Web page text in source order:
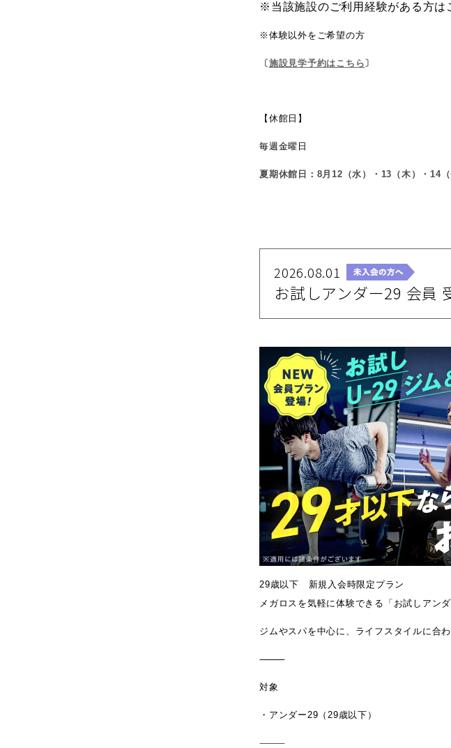
※当該施設のご利用経験がある方は
※体験以外をご希望の方
〔 施設見学予約はこちら 〕
【休館日】
毎週金曜日
夏期休館日：8月12（水）・13（木）・14（
2026.08.01
お試しアンダー29 会員
29歳以下 新規入会時限定プラン
メガロスを気軽に体験できる「お試しアン
ジムやスパを中心に、ライフスタイルに合
⸻
対象
・アンダー29（29歳以下）
⸻